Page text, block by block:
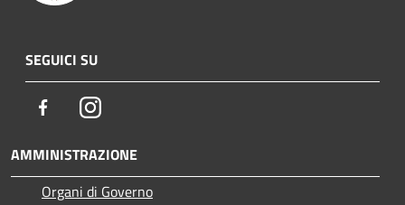
SEGUICI SU
FacebookInstagram
AMMINISTRAZIONE
Organi di Governo